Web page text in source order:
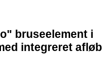
bruseelement i
integreret afløb